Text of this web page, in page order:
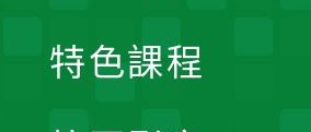
特色課程